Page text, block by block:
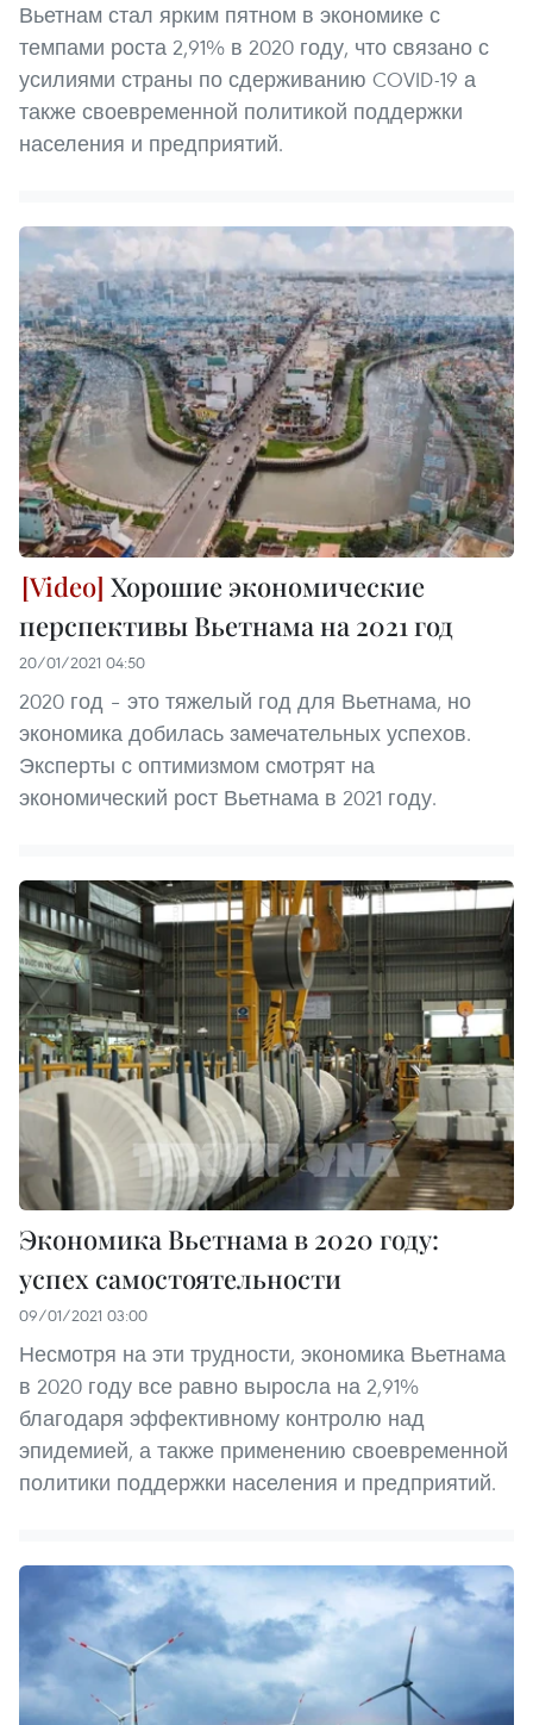
Вьетнам стал ярким пятном в экономике с
темпами роста 2,91% в 2020 году, что связано с
усилиями страны по сдерживанию COVID-19 а
также своевременной политикой поддержки
населения и предприятий.
Хорошие экономические
перспективы Вьетнама на 2021 год
20/01/2021 04:50
2020 год – это тяжелый год для Вьетнама, но
экономика добилась замечательных успехов.
Эксперты с оптимизмом смотрят на
экономический рост Вьетнама в 2021 году.
Экономика Вьетнама в 2020 году:
успех самостоятельности
09/01/2021 03:00
Несмотря на эти трудности, экономика Вьетнама
в 2020 году все равно выросла на 2,91%
благодаря эффективному контролю над
эпидемией, а также применению своевременной
политики поддержки населения и предприятий.